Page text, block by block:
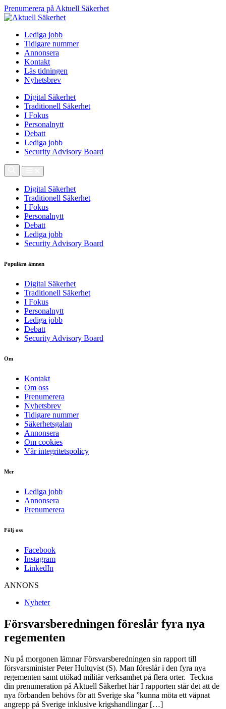
Prenumerera på Aktuell Säkerhet
Lediga jobb
Tidigare nummer
Annonsera
Kontakt
Läs tidningen
Nyhetsbrev
Digital Säkerhet
Traditionell Säkerhet
I Fokus
Personalnytt
Debatt
Lediga jobb
Security Advisory Board
Digital Säkerhet
Traditionell Säkerhet
I Fokus
Personalnytt
Debatt
Lediga jobb
Security Advisory Board
Populära ämnen
Digital Säkerhet
Traditionell Säkerhet
I Fokus
Personalnytt
Lediga jobb
Debatt
Security Advisory Board
Om
Kontakt
Om oss
Prenumerera
Nyhetsbrev
Tidigare nummer
Säkerhetsgalan
Annonsera
Om cookies
Vår integritetspolicy
Mer
Lediga jobb
Annonsera
Prenumerera
Följ oss
Facebook
Instagram
LinkedIn
ANNONS
Nyheter
Försvarsberedningen föreslår fyra nya
regementen
Nu på morgonen lämnar Försvarsberedningen sin rapport till
försvarsminister Peter Hultqvist (S). Man föreslår i den fyra nya
regementen samt utökad militär verksamhet på flera orter. Teckna
din prenumeration på Aktuell Säkerhet här I rapporten står det att de
nya förbanden behövs för att Sverige ska ”kunna möta ett väpnat
angrepp på Sverige inklusive krigshandlingar […]